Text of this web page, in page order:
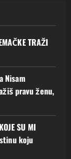
TRAŽI
Nisam
pravu ženu,
SU MI
koju